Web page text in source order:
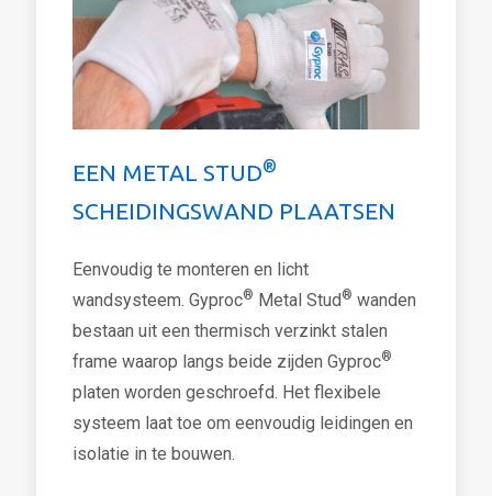
EEN METAL STUD®
SCHEIDINGSWAND PLAATSEN
Eenvoudig te monteren en licht
wandsysteem. Gyproc® Metal Stud® wanden
bestaan uit een thermisch verzinkt stalen
frame waarop langs beide zijden Gyproc®
platen worden geschroefd. Het flexibele
systeem laat toe om eenvoudig leidingen en
isolatie in te bouwen.